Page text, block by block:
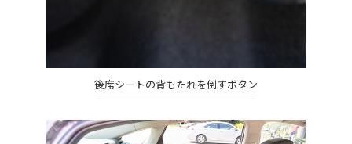
後席シートの背もたれを倒すボタン